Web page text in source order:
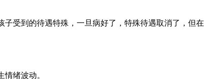
受到的待遇特殊，一旦病好了，特殊待遇取消了，但在
绪波动。